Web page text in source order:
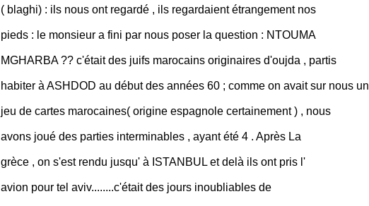
( blaghi) : ils nous ont regardé , ils regardaient étrangement nos
pieds : le monsieur a fini par nous poser la question : NTOUMA
MGHARBA ?? c'était des juifs marocains originaires d'oujda , partis
habiter à ASHDOD au début des années 60 ; comme on avait sur nous un
jeu de cartes marocaines( origine espagnole certainement ) , nous
avons joué des parties interminables , ayant été 4 . Après La
grèce , on s'est rendu jusqu' à ISTANBUL et delà ils ont pris l'
avion pour tel aviv........c'était des jours inoubliables de